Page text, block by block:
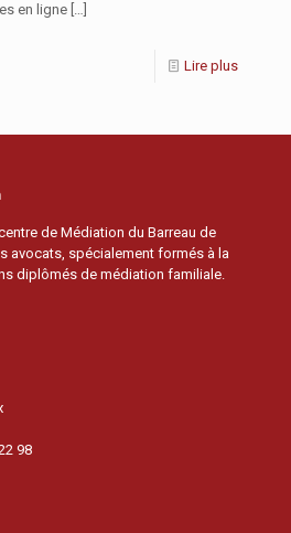
en ligne […]
Lire plus
de Médiation du Barreau de
avocats, spécialement formés à la
diplômés de médiation familiale.
98